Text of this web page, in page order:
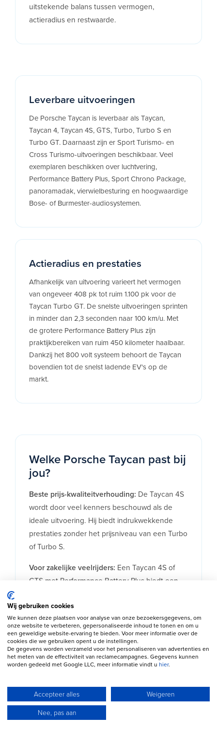
uitstekende balans tussen vermogen,
actieradius en restwaarde.
Leverbare uitvoeringen
De Porsche Taycan is leverbaar als Taycan,
Taycan 4, Taycan 4S, GTS, Turbo, Turbo S en
Turbo GT. Daarnaast zijn er Sport Turismo- en
Cross Turismo-uitvoeringen beschikbaar. Veel
exemplaren beschikken over luchtvering,
Performance Battery Plus, Sport Chrono Package,
panoramadak, vierwielbesturing en hoogwaardige
Bose- of Burmester-audiosystemen.
Actieradius en prestaties
Afhankelijk van uitvoering varieert het vermogen
van ongeveer 408 pk tot ruim 1.100 pk voor de
Taycan Turbo GT. De snelste uitvoeringen sprinten
in minder dan 2,3 seconden naar 100 km/u. Met
de grotere Performance Battery Plus zijn
praktijkbereiken van ruim 450 kilometer haalbaar.
Dankzij het 800 volt systeem behoort de Taycan
bovendien tot de snelst ladende EV's op de
markt.
Welke Porsche Taycan past bij
jou?
Beste prijs-kwaliteitverhouding: De Taycan 4S
wordt door veel kenners beschouwd als de
ideale uitvoering. Hij biedt indrukwekkende
prestaties zonder het prijsniveau van een Turbo
of Turbo S.
Voor zakelijke veelrijders: Een Taycan 4S of
GTS met Performance Battery Plus biedt een
laadprestaties en comfort.
Voor gezinnen:De Cross Turismo biedt extra
bagageruimte, een hogere instap en meer
praktische inzetbaarheid zonder veel sportiviteit
te verliezen.
Voor maximale prestaties:De Turbo S en Turbo
GT behoren tot de snelste productieauto's ter
wereld en bieden prestaties die zelfs veel
Wij gebruiken cookies
We kunnen deze plaatsen voor analyse van onze bezoekersgegevens, om
onze website te verbeteren, gepersonaliseerde inhoud te tonen en om u
een geweldige website-ervaring te bieden. Voor meer informatie over de
cookies die we gebruiken opent u de instellingen.
De gegevens worden verzameld voor het personaliseren van advertenties en
het meten van de effectiviteit van reclamecampagnes. Gegevens kunnen
worden gedeeld met Google LLC, meer informatie vindt u hier.
Accepteer alles
Weigeren
Nee, pas aan